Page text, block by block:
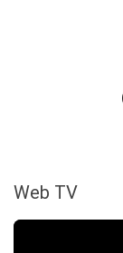
Web TV